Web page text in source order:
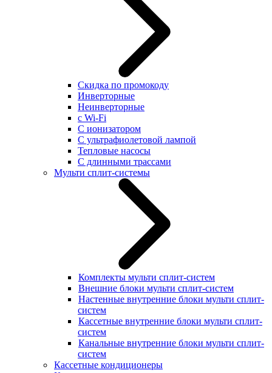
Скидка по промокоду
Инверторные
Неинверторные
с Wi-Fi
С ионизатором
С ультрафиолетовой лампой
Тепловые насосы
С длинными трассами
Мульти сплит-системы
Комплекты мульти сплит-систем
Внешние блоки мульти сплит-систем
Настенные внутренние блоки мульти сплит-
систем
Кассетные внутренние блоки мульти сплит-
систем
Канальные внутренние блоки мульти сплит-
систем
Кассетные кондиционеры